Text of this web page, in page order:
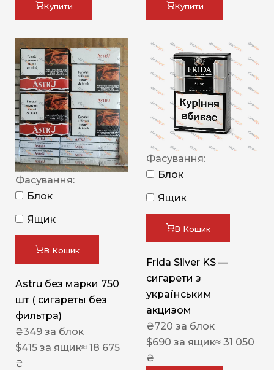
Купити Купити
Фасування:
Блок
Ящик
В Кошик
Astru без марки 750
шт ( сигареты без
фильтра)
₴349 за блок
$415 за ящик≈ 18 675
₴
Фасування:
Блок
Ящик
В Кошик
Frida Silver KS —
сигарети з
українським
акцизом
₴720 за блок
$690 за ящик≈ 31 050
₴